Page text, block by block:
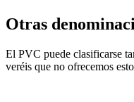
Otras
El PVC puede clasificarse
veréis que no ofrecemos